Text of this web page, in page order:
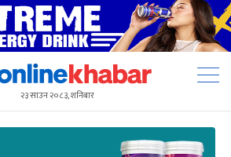
२३ साउन २०८३, शनिबार